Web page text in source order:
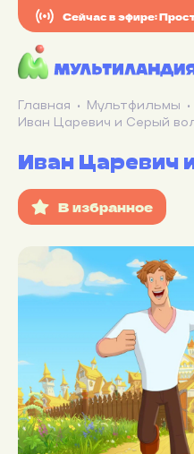
Главная
Мультфильмы
Иван Царевич и Серый
Иван Царевич